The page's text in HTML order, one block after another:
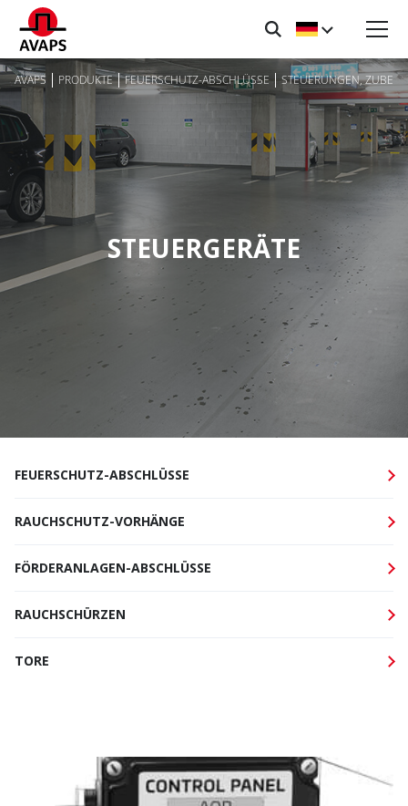
AVAPS PRODUKTE FEUERSCHUTZ-ABSCHLÜSSE STEUERUNGEN,
STEUERGERÄTE
FEUERSCHUTZ-ABSCHLÜSSE
RAUCHSCHUTZ-VORHÄNGE
FÖRDERANLAGEN-ABSCHLÜSSE
RAUCHSCHÜRZEN
TORE